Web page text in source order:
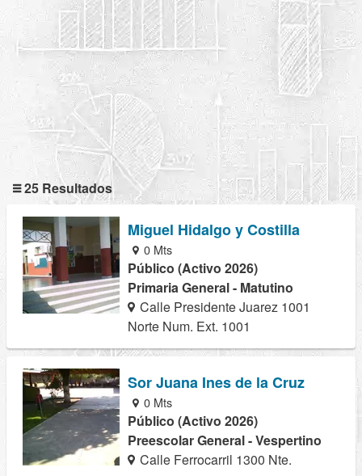
25 Resultados
Miguel Hidalgo y Costilla
0 Mts
Público (Activo 2026)
Primaria General - Matutino
Calle Presidente Juarez 1001
Norte Num. Ext. 1001
Sor Juana Ines de la Cruz
0 Mts
Público (Activo 2026)
Preescolar General - Vespertino
Calle Ferrocarril 1300 Nte.